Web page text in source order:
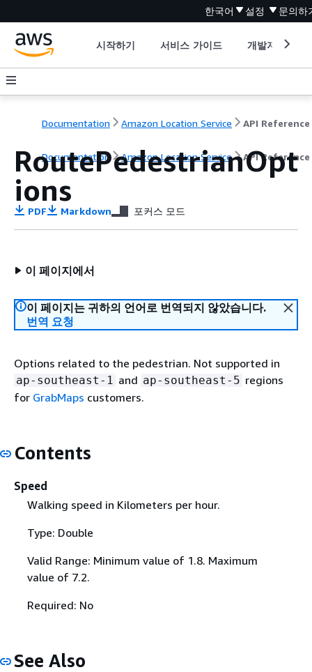
한국어 설정 문의하
시작하기 서비스 가이드 개발자 도구
Documentation Amazon Location Service API Reference
Documentation Amazon Location Service API Reference
RoutePedestrianOpt
ions
PDF Markdown 포커스 모드
이 페이지에서
이 페이지는 귀하의 언어로 번역되지 않았습니다.
번역 요청
Options related to the pedestrian. Not supported in
ap-southeast-1 and ap-southeast-5 regions
for GrabMaps customers.
Contents
Speed
Walking speed in Kilometers per hour.
Type: Double
Valid Range: Minimum value of 1.8. Maximum
value of 7.2.
Required: No
See Also